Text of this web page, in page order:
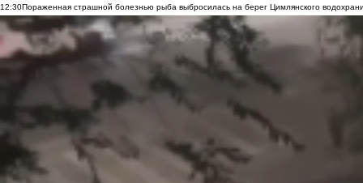
12:30Пораженная страшной болезнью рыба выбросилась на берег Цимлянского